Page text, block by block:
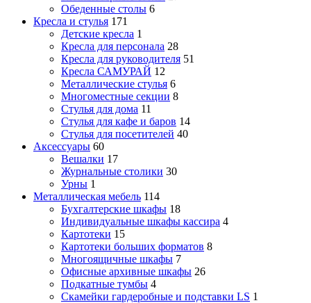
Обеденные столы 6
Кресла и стулья 171
Детские кресла 1
Кресла для персонала 28
Кресла для руководителя 51
Кресла САМУРАЙ 12
Металлические стулья 6
Многоместные секции 8
Стулья для дома 11
Стулья для кафе и баров 14
Стулья для посетителей 40
Аксессуары 60
Вешалки 17
Журнальные столики 30
Урны 1
Металлическая мебель 114
Бухгалтерские шкафы 18
Индивидуальные шкафы кассира 4
Картотеки 15
Картотеки больших форматов 8
Многоящичные шкафы 7
Офисные архивные шкафы 26
Подкатные тумбы 4
Скамейки гардеробные и подставки LS 1